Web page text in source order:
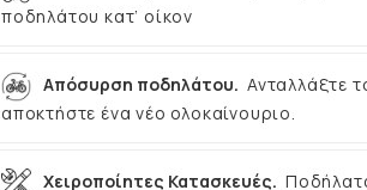
ποδηλάτου κατ’ οίκον
Απόσυρση ποδηλάτου. Ανταλλάξτε
αποκτήστε ένα νέο ολοκαίνουριο.
Χειροποίητες Κατασκευές.